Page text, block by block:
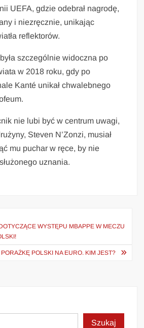
UEFA, gdzie odebrał nagrodę,
i niezręcznie, unikając
reflektorów.
szczególnie widoczna po
w 2018 roku, gdy po
Kanté unikał chwalebnego
nie lubi być w centrum uwagi,
Steven N’Zonzi, musiał
mu puchar w ręce, by nie
uznania.
WYSTĘPU MBAPPE W MECZU
POLSKI NA EURO. KIM JEST?
Szukaj